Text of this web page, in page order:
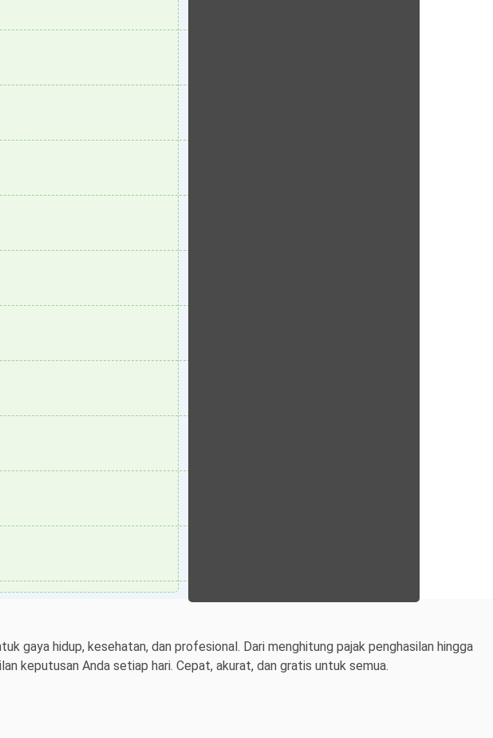
gaya hidup, kesehatan, dan profesional. Dari menghitung pajak penghasilan hingga
keputusan Anda setiap hari. Cepat, akurat, dan gratis untuk semua.